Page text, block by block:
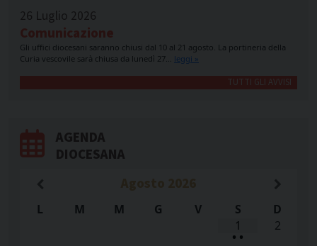
26 Luglio 2026
Comunicazione
Gli uffici diocesani saranno chiusi dal 10 al 21 agosto. La portineria della
Curia vescovile sarà chiusa da lunedì 27… leggi »
TUTTI GLI AVVISI
AGENDA
DIOCESANA
L M M G V S
D
1
• •
2